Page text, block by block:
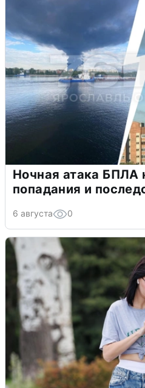
Ночная атака БПЛА
попадания и
6 августа 0